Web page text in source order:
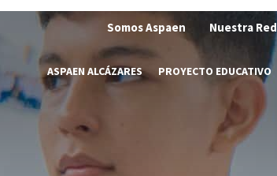
Somos Aspaen Nuestra Red
ASPAEN ALCÁZARES PROYECTO EDUCATIVO